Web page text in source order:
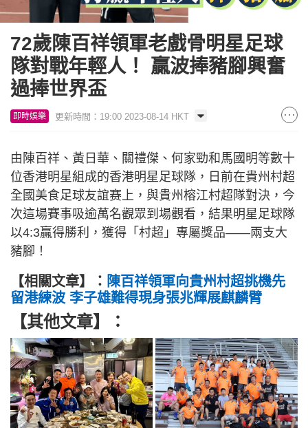
72歲陳百祥領軍老戲骨明星足球
隊對戰年輕人！ 贏波捧豬腳興奮
過捧世界盃
即時娛樂 更新時間：19:00 2023-08-14 HKT
由陳百祥、黃日華、關禮傑、何家勁和馬國明等數十
位香港明星組成的香港明星足球隊，日前在貴州村超
全國美食足球友誼赛上，與貴州榕江村超隊對決，今
次這場賽事吸逾萬名觀眾到場觀看，結果明星足球隊
以4:3贏得勝利，獲得「村超」專屬獎品——兩支大
豬腳！
【相關文章】： 陳百祥領軍向貴州村超挑機先
留港練波 李子雄難得現身張兆輝展麒麟臂
【其他文章】：